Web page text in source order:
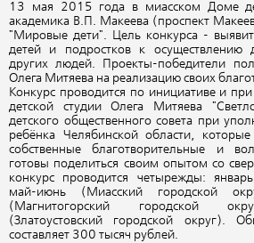
13 мая 2015 года в миасском Доме
академика В.П. Макеева (проспект
"Мировые дети". Цель конкурса -
детей и подростков к осуществлению
других людей. Проекты-победители
Олега Митяева на реализацию своих
Конкурс проводится по инициативе и
детской студии Олега Митяева
детского общественного совета при
ребёнка Челябинской области,
собственные благотворительные и
готовы поделиться своим опытом со
конкурс проводится четырежды:
май-июнь (Миасский городской
(Магнитогорский городской
(Златоустовский городской округ).
составляет 300 тысяч рублей.